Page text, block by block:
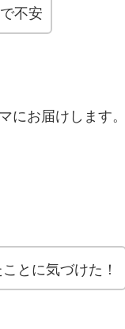
不安
お届けします。
とに気づけた！